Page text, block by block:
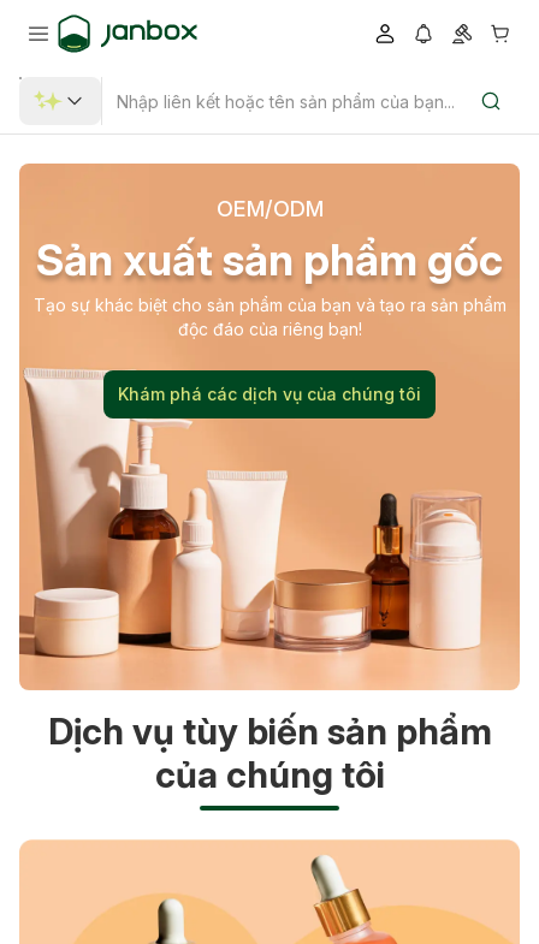
OEM/ODM
Sản xuất sản phẩm gốc
Tạo sự khác biệt cho sản phẩm của bạn và tạo ra sản phẩm
độc đáo của riêng bạn!
Khám phá các dịch vụ của chúng tôi
Dịch vụ tùy biến sản phẩm
của chúng tôi